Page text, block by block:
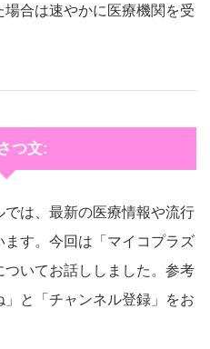
合は速やかに医療機関を受
つ文:
は、最新の医療情報や流行
す。今回は「マイコプラズ
いてお話ししました。参考
と「チャンネル登録」をお